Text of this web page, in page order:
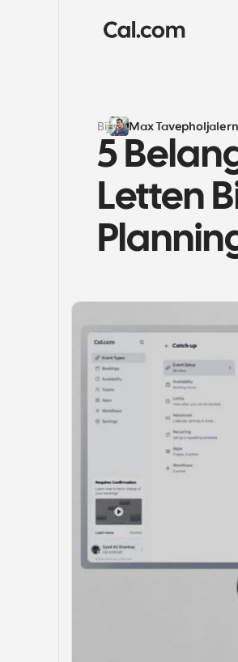
Bij Max Tavepholjalern
5
Letten